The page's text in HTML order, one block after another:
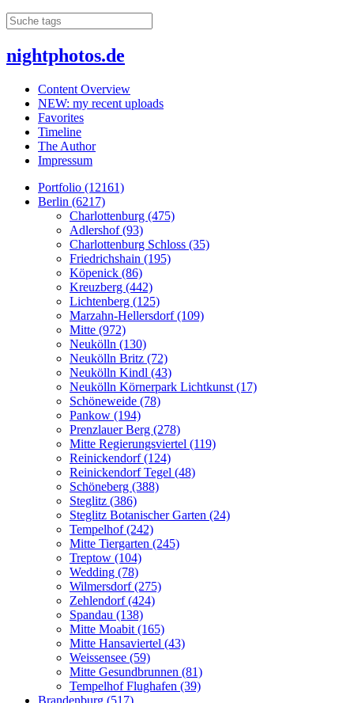
nightphotos.de
Content Overview
NEW: my recent uploads
Favorites
Timeline
The Author
Impressum
Portfolio (12161)
Berlin (6217)
Charlottenburg (475)
Adlershof (93)
Charlottenburg Schloss (35)
Friedrichshain (195)
Köpenick (86)
Kreuzberg (442)
Lichtenberg (125)
Marzahn-Hellersdorf (109)
Mitte (972)
Neukölln (130)
Neukölln Britz (72)
Neukölln Kindl (43)
Neukölln Körnerpark Lichtkunst (17)
Schöneweide (78)
Pankow (194)
Prenzlauer Berg (278)
Mitte Regierungsviertel (119)
Reinickendorf (124)
Reinickendorf Tegel (48)
Schöneberg (388)
Steglitz (386)
Steglitz Botanischer Garten (24)
Tempelhof (242)
Mitte Tiergarten (245)
Treptow (104)
Wedding (78)
Wilmersdorf (275)
Zehlendorf (424)
Spandau (138)
Mitte Moabit (165)
Mitte Hansaviertel (43)
Weissensee (59)
Mitte Gesundbrunnen (81)
Tempelhof Flughafen (39)
Brandenburg (517)